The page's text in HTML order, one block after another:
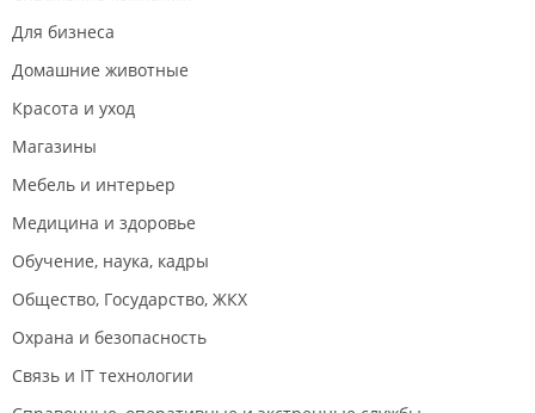
Для бизнеса
Домашние животные
Красота и уход
Магазины
Мебель и интерьер
Медицина и здоровье
Обучение, наука, кадры
Общество, Государство, ЖКХ
Охрана и безопасность
Связь и IT технологии